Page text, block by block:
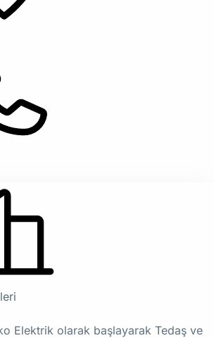
Elektrik olarak başlayarak Tedaş ve